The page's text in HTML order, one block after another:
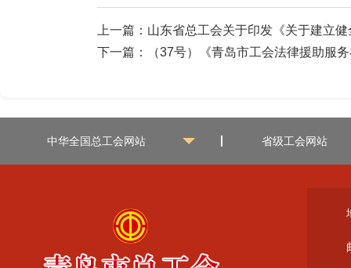
上一篇： 山东省总工会关于印发《关于建立
下一篇：
（37号）《青岛市工会法律援助服
中华全国总工会网站 省级工会网站